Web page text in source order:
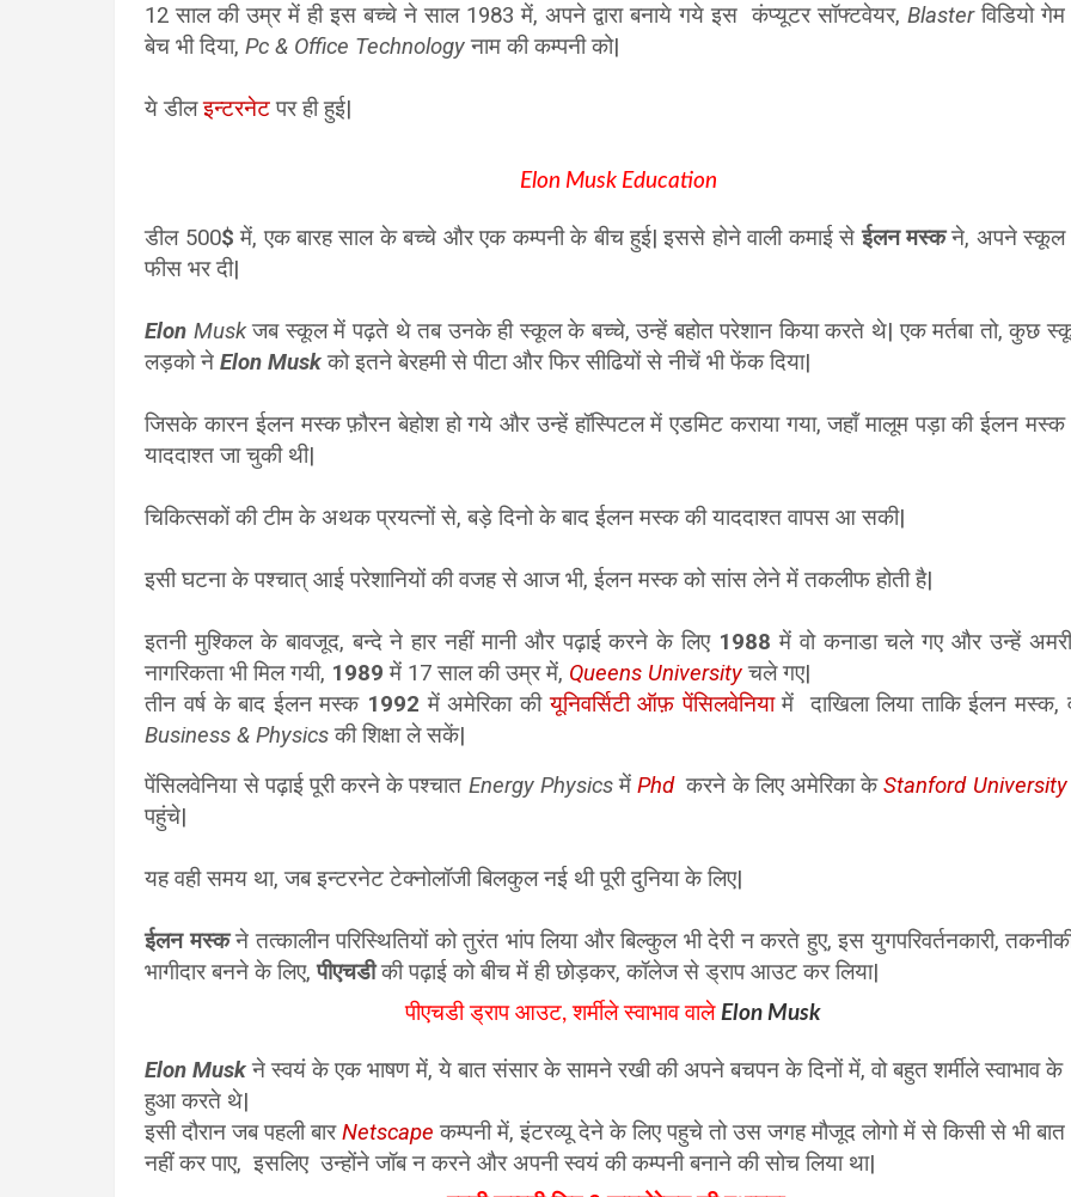
12 साल की उम्र में ही इस बच्चे ने साल 1983 में, अपने द्वारा बनाये गये इस कंप्यूटर सॉफ्टवेयर, Blasterविडियो
बेच भी दिया,Pc & Office Technologyनाम की कम्पनी को|
ये डीलइन्टरनेटपर ही हुई|
Elon Musk Education
डील 500$में, एक बारह साल के बच्चे और एक कम्पनी के बीच हुई| इससे होने वाली कमाई सेईलन मस्कने, अपने स्कूल
फीस भर दी|
Elon Muskजब स्कूल में पढ़ते थे तब उनके ही स्कूल के बच्चे, उन्हें बहोत परेशान किया करते थे| एक मर्तबा तो, कुछ
लड़को नेElon Muskको इतने बेरहमी से पीटा और फिर सीढियों से नीचें भी फेंक दिया|
जिसके कारन ईलन मस्क फ़ौरन बेहोश हो गये और उन्हें हॉस्पिटल में एडमिट कराया गया, जहाँ मालूम पड़ा की ईलन मस्क
याददाश्त जा चुकी थी|
चिकित्सकों की टीम के अथक प्रयत्नों से, बड़े दिनो के बाद ईलन मस्क की याददाश्त वापस आ सकी|
इसी घटना के पश्चात् आई परेशानियों की वजह से आज भी, ईलन मस्क को सांस लेने में तकलीफ होती है|
इतनी मुश्किल के बावजूद, बन्दे ने हार नहीं मानी और पढ़ाई करने के लिए 1988में वो कनाडा चले गए और उन्हें
नागरिकता भी मिल गयी, 1989में 17 साल की उम्र में, Queens Universityचले गए|
तीन वर्ष के बाद ईलन मस्क 1992 में अमेरिका कीयूनिवर्सिटी ऑफ़ पेंसिलवेनियामें दाखिला लिया ताकि ईलन मस्क,
Business & Physicsकी शिक्षा ले सकें|
पेंसिलवेनिया से पढ़ाई पूरी करने के पश्चात Energy PhysicsमेंPhd करने के लिए अमेरिका केStanford University
पहुंचे|
यह वही समय था, जब इन्टरनेट टेक्नोलॉजी बिलकुल नई थी पूरी दुनिया के लिए|
ईलन मस्कने तत्कालीन परिस्थितियों को तुरंत भांप लिया और बिल्कुल भी देरी न करते हुए, इस युगपरिवर्तनकारी,
भागीदार बनने के लिए,पीएचडीकी पढ़ाई को बीच में ही छोड़कर, कॉलेज से ड्राप आउट कर लिया|
पीएचडी ड्राप आउट, शर्मीले स्वाभाव वाले Elon Musk
Elon Musk ने स्वयं के एक भाषण में, ये बात संसार के सामने रखी की अपने बचपन के दिनों में, वो बहुत शर्मीले स्वाभाव के
हुआ करते थे|
इसी दौरान जब पहली बारNetscapeकम्पनी में, इंटरव्यू देने के लिए पहुचे तो उस जगह मौजूद लोगो में से किसी से भी बात
नहीं कर पाए, इसलिए उन्होंने जॉब न करने और अपनी स्वयं की कम्पनी बनाने की सोच लिया था|